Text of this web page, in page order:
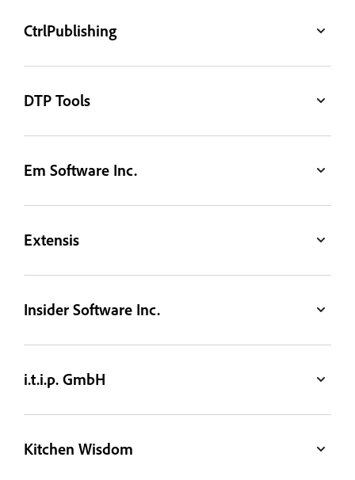
CtrlPublishing
DTP Tools
Em Software Inc.
Extensis
Insider Software Inc.
i.t.i.p. GmbH
Kitchen Wisdom